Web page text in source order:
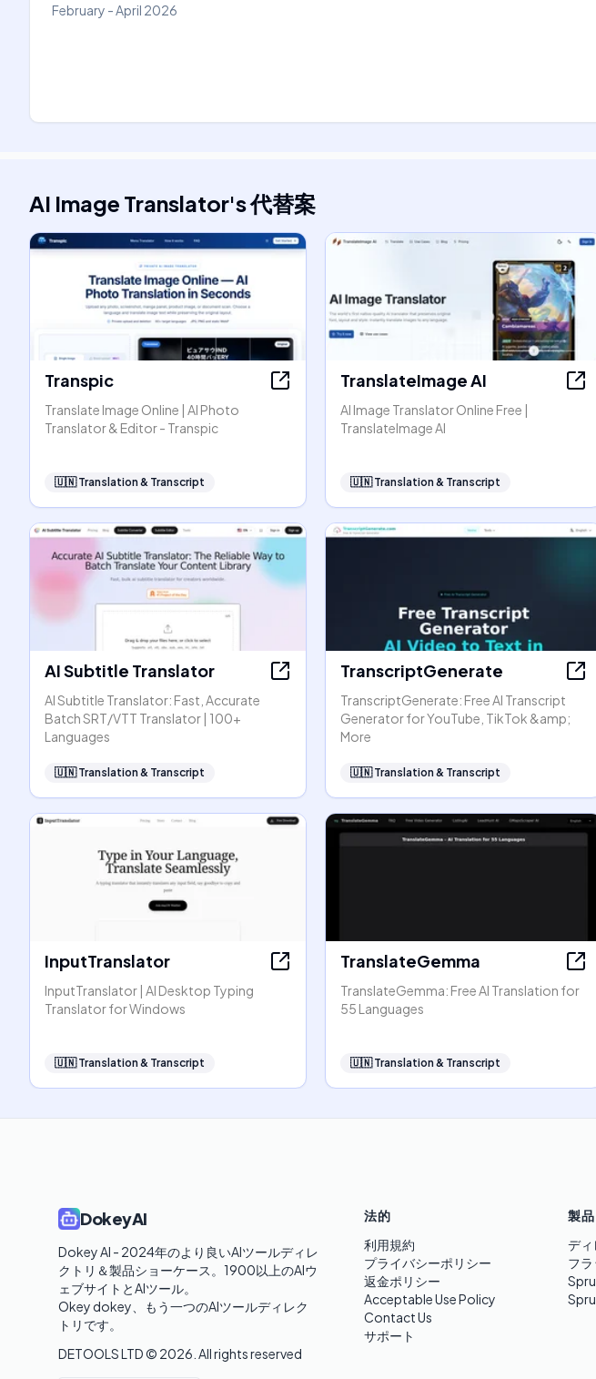
February - April 2026
AI Image Translator's代替案
Transpic
Translate Image Online | AI Photo
Translator & Editor - Transpic
🇺🇳 Translation & Transcript
TranslateImage AI
AI Image Translator Online Free |
TranslateImage AI
🇺🇳 Translation & Transcript
AI Subtitle Translator
AI Subtitle Translator: Fast, Accurate
Batch SRT/VTT Translator | 100+
Languages
🇺🇳 Translation & Transcript
TranscriptGenerate
TranscriptGenerate: Free AI Transcript
Generator for YouTube, TikTok &amp;
More
🇺🇳 Translation & Transcript
InputTranslator
InputTranslator | AI Desktop Typing
Translator for Windows
🇺🇳 Translation & Transcript
TranslateGemma
TranslateGemma: Free AI Translation for
55 Languages
🇺🇳 Translation & Transcript
DokeyAI
Dokey AI - 2024年のより良いAIツールディレ
クトリ＆製品ショーケース。1900以上のAIウ
ェブサイトとAIツール。
Okey dokey、もう一つのAIツールディレク
トリです。
DETOOLS LTD © 2026 . All rights reserved
法的
利用規約
プライバシーポリシー
返金ポリシー
Acceptable Use Policy
Contact Us
サポート
製品
ディ
フ